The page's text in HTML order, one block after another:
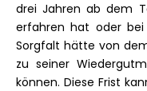
drei Jahren ab dem
erfahren hat oder bei
Sorgfalt hätte von
zu seiner
können. Diese Frist